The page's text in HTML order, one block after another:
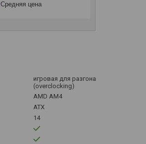
Средняя цена
игровая для разгона
(overclocking)
AMD AM4
ATX
14